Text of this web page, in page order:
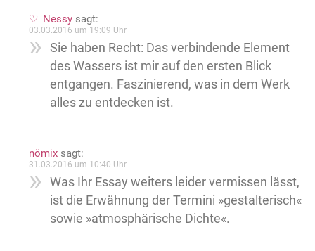
Nessy sagt:
03.03.2016 um 19:09 Uhr
Sie haben Recht: Das verbindende Element
des Wassers ist mir auf den ersten Blick
entgangen. Faszinierend, was in dem Werk
alles zu entdecken ist.
nömix sagt:
31.03.2016 um 10:40 Uhr
Was Ihr Essay weiters leider vermissen lässt,
ist die Erwähnung der Termini »gestalterisch«
sowie »atmosphärische Dichte«.